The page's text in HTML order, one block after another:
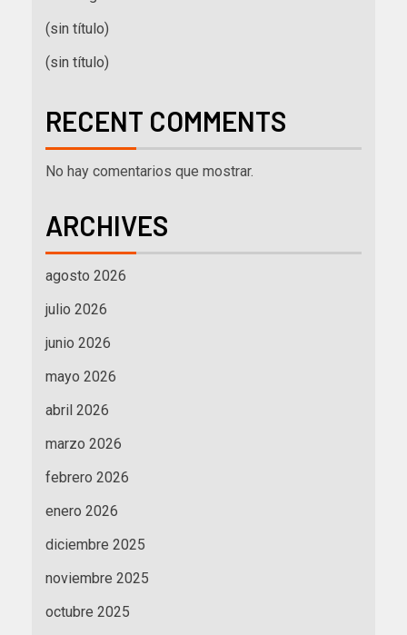
(sin título)
(sin título)
RECENT COMMENTS
No hay comentarios que mostrar.
ARCHIVES
agosto 2026
julio 2026
junio 2026
mayo 2026
abril 2026
marzo 2026
febrero 2026
enero 2026
diciembre 2025
noviembre 2025
octubre 2025